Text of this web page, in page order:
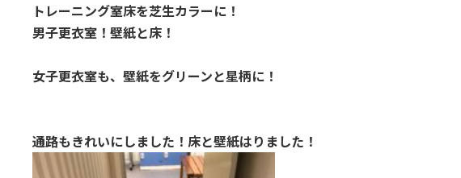
トレーニング室床を芝生カラーに！
男子更衣室！壁紙と床！
女子更衣室も、壁紙をグリーンと星柄に！
通路もきれいにしました！床と壁紙はりました！